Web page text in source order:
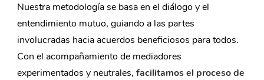
Nuestra metodología se basa en el diálogo y el
entendimiento mutuo, guiando a las partes
involucradas hacia acuerdos beneficiosos para todos.
Con el acompañamiento de mediadores
experimentados y neutrales,facilitamos el proceso de